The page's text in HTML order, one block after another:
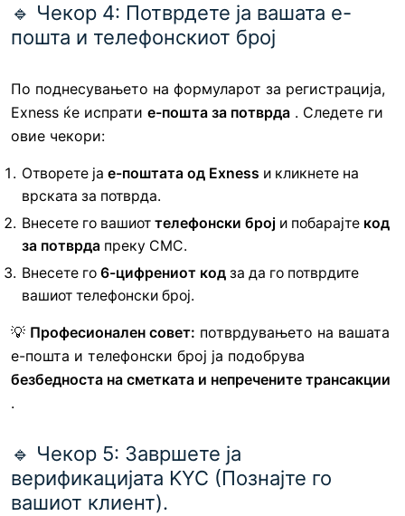
🔹 Чекор 4: Потврдете ја вашата е-
пошта и телефонскиот број
По поднесувањето на формуларот за регистрација,
Exness ќе испрати е-пошта за потврда . Следете ги
овие чекори:
Отворете ја е-поштата од Exness и кликнете на
врската за потврда.
Внесете го вашиот телефонски број и побарајте код
за потврда преку СМС.
Внесете го 6-цифрениот код за да го потврдите
вашиот телефонски број.
💡 Професионален совет: потврдувањето на вашата
е-пошта и телефонски број ја подобрува
безбедноста на сметката и непречените трансакции
.
🔹 Чекор 5: Завршете ја
верификацијата KYC (Познајте го
вашиот клиент).